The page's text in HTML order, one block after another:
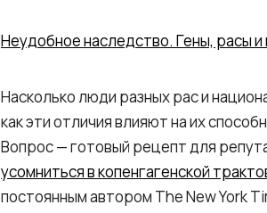
Неудобное наследство. Гены, расы
Насколько люди разных рас и
как эти отличия влияют на их
Вопрос — готовый рецепт для
усомниться в копенгагенской
постоянным автором The New York